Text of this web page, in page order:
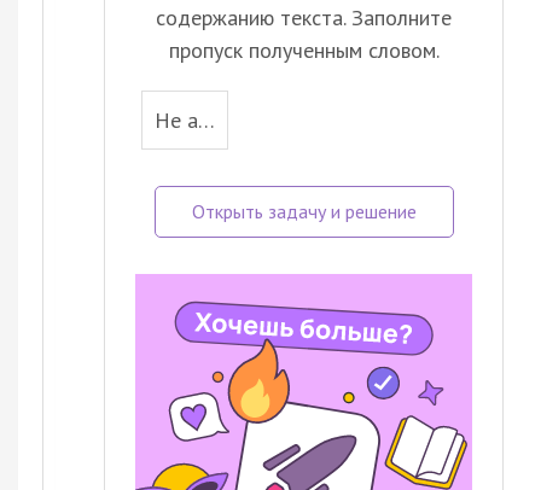
содержанию текста. Заполните
пропуск полученным словом.
He a…